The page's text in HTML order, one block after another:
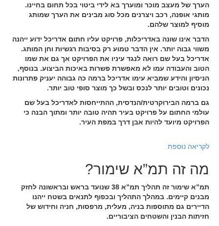
הערך של מעצב מוכר ומוערך בא לידי ביטוי בכל תחום בחיינו.
מותגי אופנה, רכב ויצרנים מכל סוג מבינים את הערך שמותג
מוסיף למוצר שלהם.
הדבר אינו שונה באדריכלות, פרויקט עליו חתום אדריכל ידוע ייהנה
משווי גבוה יותר. אין הדבר טמוע רק בסיבות רגשיות וחן המותג.
אדריכל בעל שם רואה לנגד עיניו את הפרויקט אך גם את שמו
הטוב והעבודה עמו לא מאפשרת פשרות באיכות הביצוע. בנוסף,
הניסיון והידע שמביא עימו אדריכל ברמה כה גבוהה יעניק פתרונות
נכונים וטובים יותר לנכס ובשל כך מוצר סופי טוב יותר.
גם ברמה הבירוקרטית/הנדסית, ההתייחסות לאדריכל בעל שם
עולמי החתום על פרויקט בעיר תהיה טובה יותר ומתוך הבנה כי
הפרויקט מיועד להיות אבן דרך במפת העיר.
לקריאה נוספת
מה זה תמ”א שימור?
תמ”א שימור זה תהליך תמ”א 38 שנועד בראש ובראשונה לחזק
מבנים קיימים. במהלך התהליך ובכפוף לתנאים בשטח ייהנו
הדיירים גם מתוספות בניה, מעלית, מרפסות, חניה וחידוש של
חזיתות הבנין והשטחים הציבוריים.